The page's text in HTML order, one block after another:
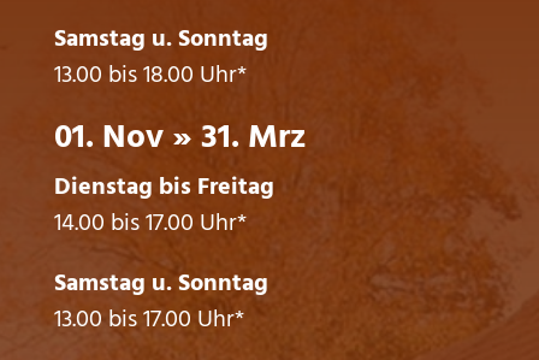
Samstag u. Sonntag
13.00 bis 18.00 Uhr*
01. Nov » 31. Mrz
Dienstag bis Freitag
14.00 bis 17.00 Uhr*
Samstag u. Sonntag
13.00 bis 17.00 Uhr*